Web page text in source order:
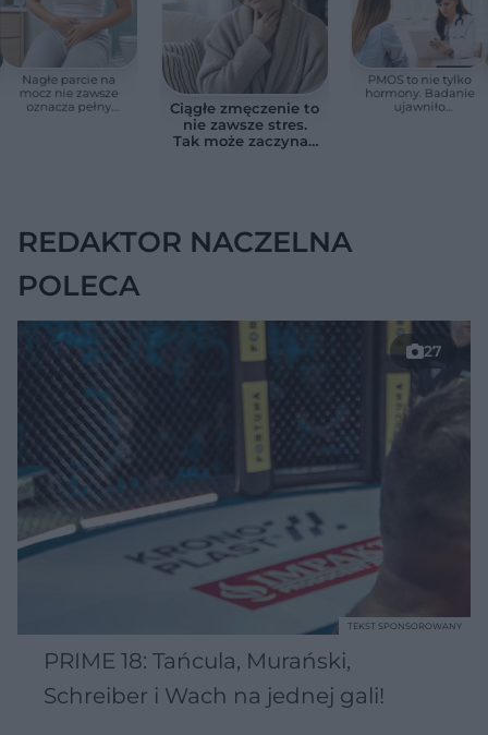
Nagłe parcie na
mocz nie zawsze
oznacza pełny
Ciągłe zmęczenie to
nie zawsze stres.
Tak może zaczynać
PMOS to nie tylko
hormony. Badanie
ujawniło
REDAKTOR NACZELNA
POLECA
27
PRIME 18: Tańcula, Murański,
Schreiber i Wach na jednej gali!
TEKST SPONSOROWANY